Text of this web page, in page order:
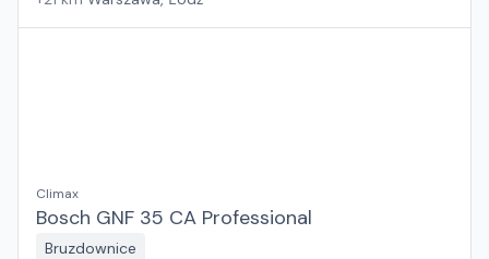
Climax
Bosch GNF 35 CA Professional
Bruzdownice